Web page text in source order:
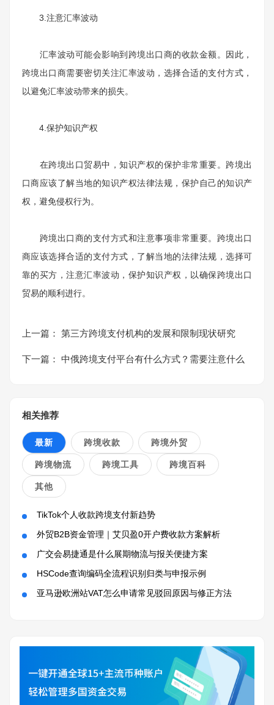
3. 注意汇率波动
汇率波动可能会影响到跨境出口商的收款金额。因此，
跨境出口商需要密切关注汇率波动，选择合适的支付方式，
以避免汇率波动带来的损失。
4. 保护知识产权
在跨境出口贸易中，知识产权的保护非常重要。跨境出
口商应该了解当地的知识产权法律法规，保护自己的知识产
权，避免侵权行为。
跨境出口商的支付方式和注意事项非常重要。跨境出口
商应该选择合适的支付方式，了解当地的法律法规，选择可
靠的买方，注意汇率波动，保护知识产权，以确保跨境出口
贸易的顺利进行。
上一篇： 第三方跨境支付机构的发展和限制现状研究
下一篇： 中俄跨境支付平台有什么方式？需要注意什么
相关推荐
最新 跨境收款 跨境外贸
跨境物流 跨境工具 跨境百科
其他
TikTok个人收款跨境支付新趋势
外贸B2B资金管理｜艾贝盈0开户费收款方案解析
广交会易捷通是什么展期物流与报关便捷方案
HSCode查询编码全流程识别归类与申报示例
亚马逊欧洲站VAT怎么申请常见驳回原因与修正方法